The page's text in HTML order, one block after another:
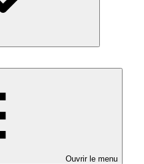
Ouvrir le menu